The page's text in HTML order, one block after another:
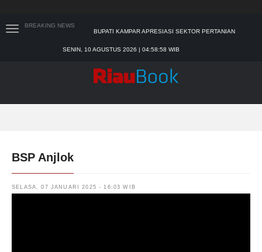
BREAKING NEWS
SEKDA RIAU APRESIASI PLT GUBERNUR TERKAIT
TIM MANGGALA AGNI MASIH LAKUKAN PEMADAMAN
PADANG MENGALAMI KONDISI BANJIR PALING PARAH
SAR PADANG EVAKUASI PELAJAR YANG TERJEBAK
BUPATI KAMPAR APRESIASI SEKTOR PERTANIAN
SENIN, 10 AGUSTUS 2026 | 04:59:00 WIB
BSP Anjlok
SELASA, 07 JANUARI 2025 - 16:03 WIB